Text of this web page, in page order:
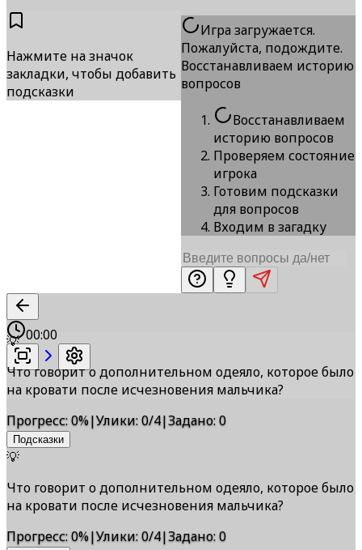
Нажмите на значок
закладки, чтобы добавить
подсказки
Игра загружается.
Пожалуйста, подождите.
Восстанавливаем историю
вопросов
Восстанавливаем
историю вопросов
Проверяем состояние
игрока
Готовим подсказки
для вопросов
Входим в загадку
00:00
💡
Что говорит о дополнительном одеяло, которое было
на кровати после исчезновения мальчика?
Прогресс:0%|Улики:0/4|Задано:0
Подсказки
💡
Что говорит о дополнительном одеяло, которое было
на кровати после исчезновения мальчика?
Прогресс:0%|Улики:0/4|Задано:0